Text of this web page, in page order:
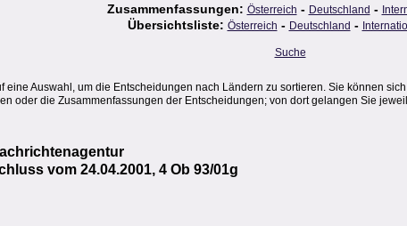
Zusammenfassungen: Österreich - Deutschland -
Übersichtsliste: Österreich - Deutschland -
Suche
eine Auswahl, um die Entscheidungen nach Ländern zu sortieren. Sie können
oder die Zusammenfassungen der Entscheidungen; von dort gelangen Sie
vom 24.04.2001, 4 Ob 93/01g